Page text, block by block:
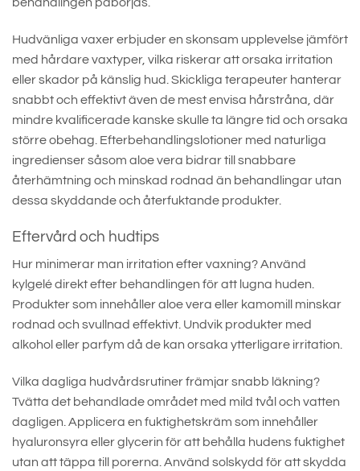
Hudvänliga vaxer erbjuder en skonsam upplevelse jämfört
med hårdare vaxtyper, vilka riskerar att orsaka irritation
eller skador på känslig hud. Skickliga terapeuter hanterar
snabbt och effektivt även de mest envisa hårstråna, där
mindre kvalificerade kanske skulle ta längre tid och orsaka
större obehag. Efterbehandlingslotioner med naturliga
ingredienser såsom aloe vera bidrar till snabbare
återhämtning och minskad rodnad än behandlingar utan
dessa skyddande och återfuktande produkter.
Eftervård och hudtips
Hur minimerar man irritation efter vaxning? Använd
kylgelé direkt efter behandlingen för att lugna huden.
Produkter som innehåller aloe vera eller kamomill minskar
rodnad och svullnad effektivt. Undvik produkter med
alkohol eller parfym då de kan orsaka ytterligare irritation.
Vilka dagliga hudvårdsrutiner främjar snabb läkning?
Tvätta det behandlade området med mild tvål och vatten
dagligen. Applicera en fuktighetskräm som innehåller
hyaluronsyra eller glycerin för att behålla hudens fuktighet
utan att täppa till porerna. Använd solskydd för att skydda